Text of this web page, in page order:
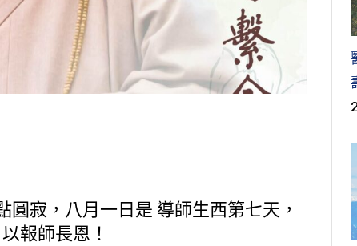
寂，八月一日是 導師生西第七天，
報師長恩！